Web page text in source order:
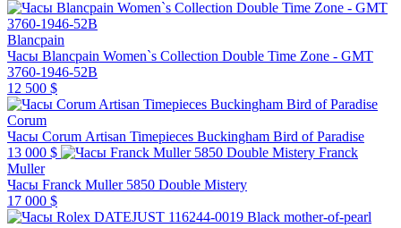
Blancpain
Часы Blancpain Women`s Collection Double Time Zone - GMT
3760-1946-52B
12 500 $
Corum
Часы Corum Artisan Timepieces Buckingham Bird of Paradise
13 000 $
Franck
Muller
Часы Franck Muller 5850 Double Mistery
17 000 $